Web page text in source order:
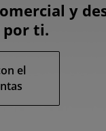
y
por ti.
el